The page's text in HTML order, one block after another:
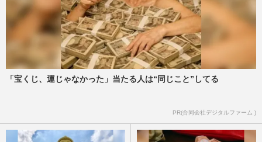
「宝くじ、運じゃなかった」当たる人は“同じこと”してる
PR(合同会社デジタルファーム )